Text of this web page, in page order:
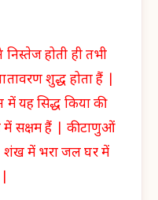
होती ही तभी
शुद्ध होता हैं |
में यह सिद्ध किया की
में सक्षम हैं | कीटाणुओं
शंख में भरा जल घर में